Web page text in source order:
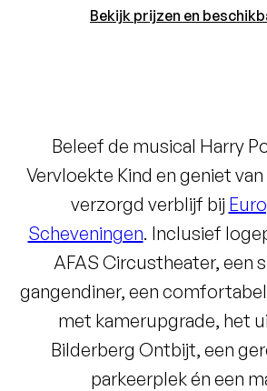
Bekijk prijzen en
Beleef de musical Harry
Vervloekte Kind en geniet
verzorgd verblijf bij
Scheveningen. Inclusief
AFAS Circustheater, een
gangendiner, een
met kamerupgrade, het
Bilderberg Ontbijt, een
parkeerplek én een